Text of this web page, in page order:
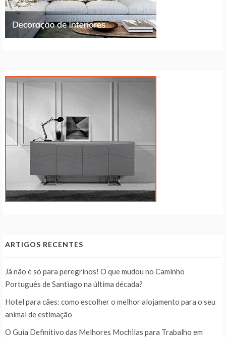
ARTIGOS RECENTES
Já não é só para peregrinos! O que mudou no Caminho
Português de Santiago na última década?
Hotel para cães: como escolher o melhor alojamento para o seu
animal de estimação
O Guia Definitivo das Melhores Mochilas para Trabalho em